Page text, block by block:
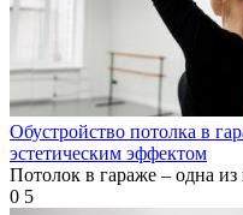
Обустройство потолка в
эстетическим эффектом
Потолок в гараже – одна
0 5